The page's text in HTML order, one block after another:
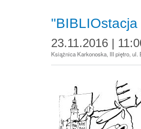
23.11.2016 |
Książnica Karkonoska, III piętro, ul.